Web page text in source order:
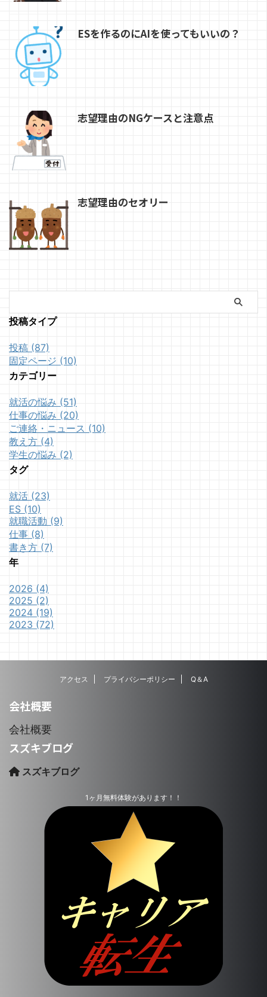
ESを作るのにAIを使ってもいいの？
志望理由のNGケースと注意点
志望理由のセオリー
投稿タイプ
投稿 (87)
固定ページ (10)
カテゴリー
就活の悩み (51)
仕事の悩み (20)
ご連絡・ニュース (10)
教え方 (4)
学生の悩み (2)
タグ
就活 (23)
ES (10)
就職活動 (9)
仕事 (8)
書き方 (7)
年
2026 (4)
2025 (2)
2024 (19)
2023 (72)
アクセス プライバシーポリシー Q＆A
会社概要
会社概要
スズキブログ
スズキブログ
1ヶ月無料体験があります！！